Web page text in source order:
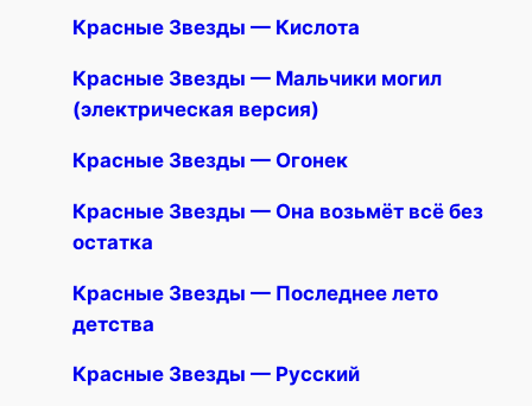
Красные Звезды — Кислота
Красные Звезды — Мальчики могил
(электрическая версия)
Красные Звезды — Огонек
Красные Звезды — Она возьмёт всё без
остатка
Красные Звезды — Последнее лето
детства
Красные Звезды — Русский